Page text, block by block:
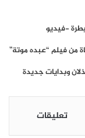
-فيديو
من فيلم “عبده موتة”
وبدايات جديدة
تعليقات